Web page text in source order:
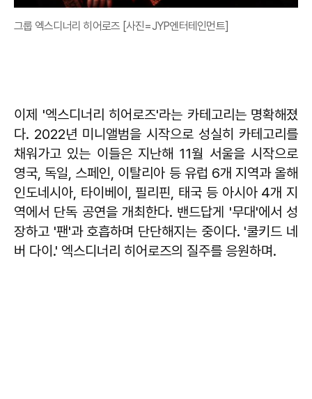
그룹 엑스디너리 히어로즈 [사진=JYP엔터테인먼트]
이제 '엑스디너리 히어로즈'라는 카테고리는 명확해졌
다. 2022년 미니앨범을 시작으로 성실히 카테고리를
채워가고 있는 이들은 지난해 11월 서울을 시작으로
영국, 독일, 스페인, 이탈리아 등 유럽 6개 지역과 올해
인도네시아, 타이베이, 필리핀, 태국 등 아시아 4개 지
역에서 단독 공연을 개최한다. 밴드답게 '무대'에서 성
장하고 '팬'과 호흡하며 단단해지는 중이다. '쿨키드 네
버 다이.' 엑스디너리 히어로즈의 질주를 응원하며.